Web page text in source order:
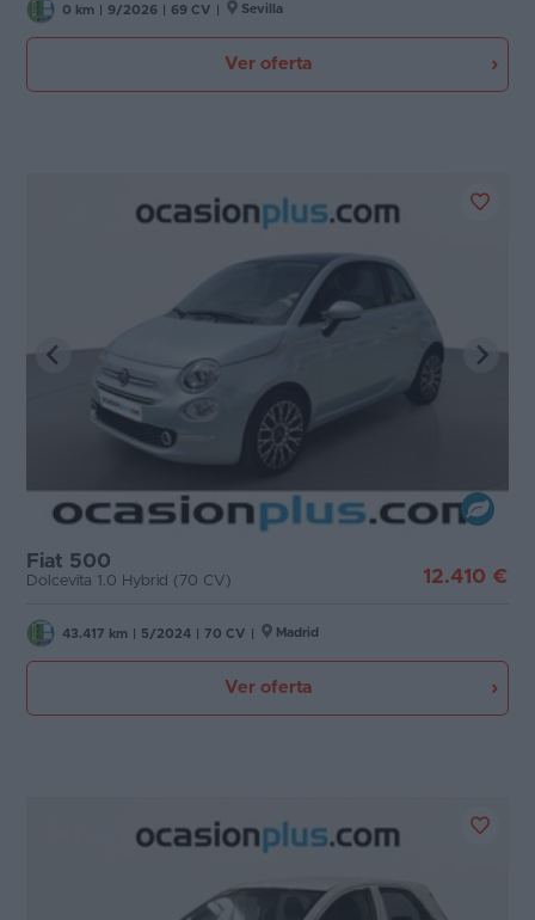
0 km 9/2026 69 CV Sevilla
Ver oferta
Fiat 500
Dolcevita 1.0 Hybrid (70 CV) 12.410 €
43.417 km 5/2024 70 CV Madrid
Ver oferta